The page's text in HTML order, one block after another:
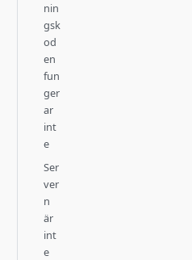
nin
gsk
od
en
fun
ger
ar
int
e
Ser
ver
n
är
int
e